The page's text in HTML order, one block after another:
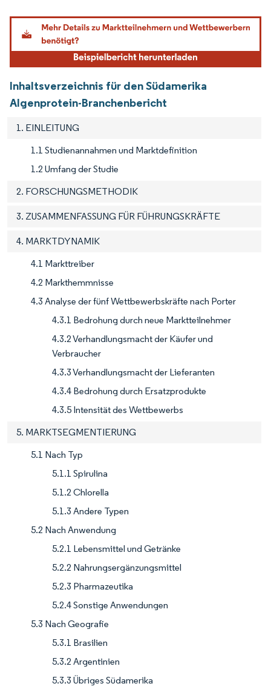
Bild © Mordor Intelligence. Wiederverwendung erfordert Namensnennung gemäß
Inhaltsverzeichnis für den Südamerika
Algenprotein-Branchenbericht
1. EINLEITUNG
1.1 Studienannahmen und Marktdefinition
1.2 Umfang der Studie
2. FORSCHUNGSMETHODIK
3. ZUSAMMENFASSUNG FÜR FÜHRUNGSKRÄFTE
4. MARKTDYNAMIK
4.1 Markttreiber
4.2 Markthemmnisse
4.3 Analyse der fünf Wettbewerbskräfte nach Porter
4.3.1 Bedrohung durch neue Marktteilnehmer
4.3.2 Verhandlungsmacht der Käufer und
Verbraucher
4.3.3 Verhandlungsmacht der Lieferanten
4.3.4 Bedrohung durch Ersatzprodukte
4.3.5 Intensität des Wettbewerbs
5. MARKTSEGMENTIERUNG
5.1 Nach Typ
5.1.1 Spirulina
5.1.2 Chlorella
5.1.3 Andere Typen
5.2 Nach Anwendung
5.2.1 Lebensmittel und Getränke
5.2.2 Nahrungsergänzungsmittel
5.2.3 Pharmazeutika
5.2.4 Sonstige Anwendungen
5.3 Nach Geografie
5.3.1 Brasilien
5.3.2 Argentinien
5.3.3 Übriges Südamerika